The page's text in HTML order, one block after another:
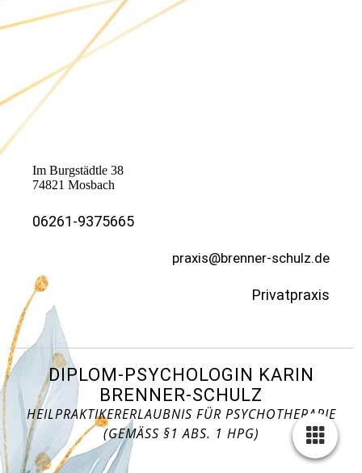
Im Burgstädtle 38
74821 Mosbach
06261-9375665
praxis@brenner-schulz.de
Privatpraxis
DIPLOM-PSYCHOLOGIN KARIN
BRENNER-SCHULZ
HEILPRAKTIKERERLAUBNIS FÜR PSYCHOTHERAPIE
(GEMÄSS §1 ABS. 1 HPG)